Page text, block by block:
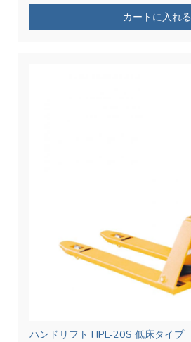
カートに入れる
ハンドリフト HPL-20S 低床タイプ